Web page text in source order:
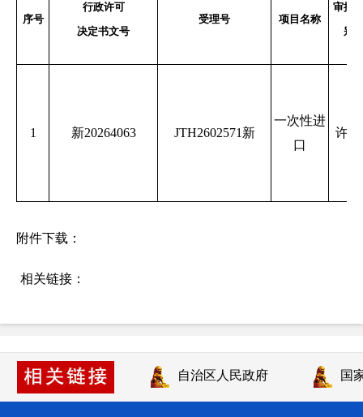
序号
行政许可
决定书文号
受理号 项目名称
审批
别
1 新20264063 JTH2602571新
一次性进
口
许可
附件下载：
相关链接：
自治区人民政府 国